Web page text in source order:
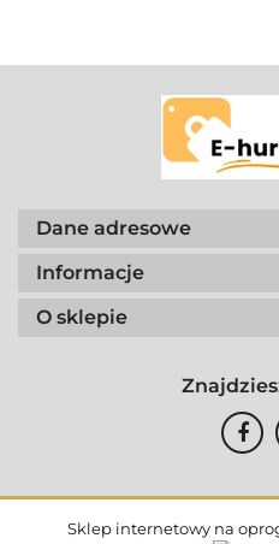
Dane adresowe
Informacje
O sklepie
Sklep internetowy na